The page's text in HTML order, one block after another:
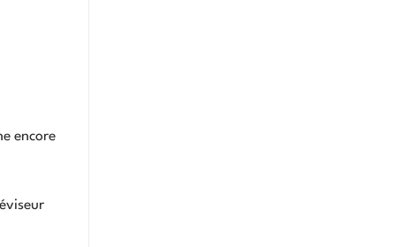
encore